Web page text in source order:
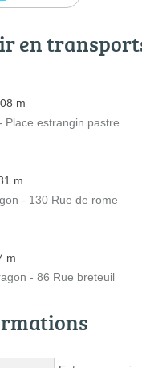
en
m
Place estrangin pastre
m
- 130 Rue de rome
m
- 86 Rue breteuil